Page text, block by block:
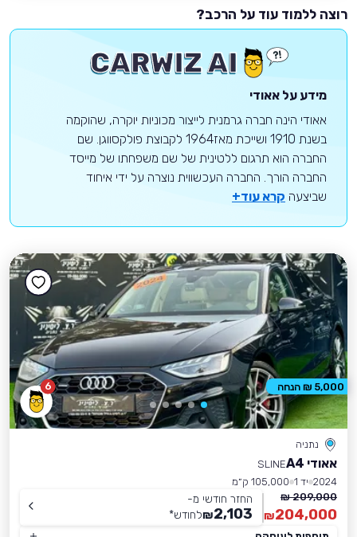
רוצה ללמוד עוד על הרכב?
מידע על אאודי
אאודי הינה חברה גרמנית לייצור מכוניות יוקרה, שהוקמה
בשנת 1910 ושייכת מאז1964 לקבוצת פולקסווגן. שם
החברה הוא תרגום ללטינית של שם משפחתו של מייסד
החברה הורך. החברה העכשווית נוצרה על ידי איחוד
שביצעה קרא עוד+
6
נתניה
אאודי A4
SLINE
2024 יד 1
105,000 ק״מ
209,000 ₪
204,000
₪
החזר חודשי מ-
2,103
₪לחודש*
5,000 ₪ הנחה